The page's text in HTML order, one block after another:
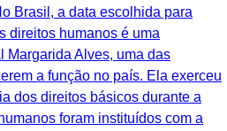
Brasil, a data escolhida para
direitos humanos é uma
Margarida Alves, uma das
a função no país. Ela exerceu
dos direitos básicos durante a
foram instituídos com a